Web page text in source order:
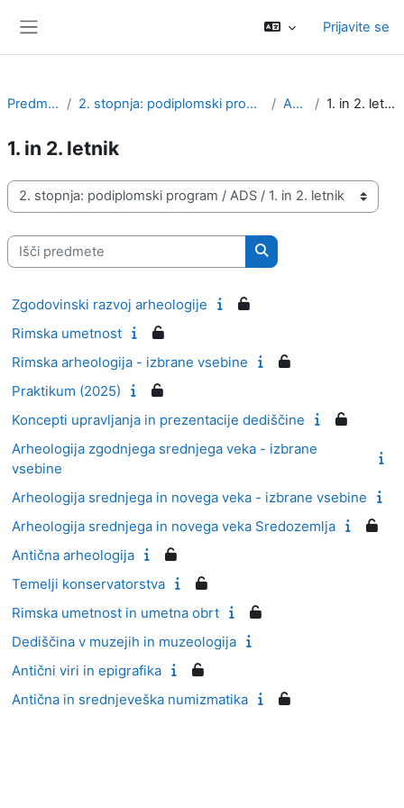
Prijavite se
Predmeti 2. stopnja: podiplomski program ADS 1. in 2. letnik
1. in 2. letnik
Kategorije predmetov
Išči predmete
Išči predmete
Zgodovinski razvoj arheologije
Rimska umetnost
Rimska arheologija - izbrane vsebine
Praktikum (2025)
Koncepti upravljanja in prezentacije dediščine
Arheologija zgodnjega srednjega veka - izbrane
vsebine
Arheologija srednjega in novega veka - izbrane vsebine
Arheologija srednjega in novega veka Sredozemlja
Antična arheologija
Temelji konservatorstva
Rimska umetnost in umetna obrt
Dediščina v muzejih in muzeologija
Antični viri in epigrafika
Antična in srednjeveška numizmatika